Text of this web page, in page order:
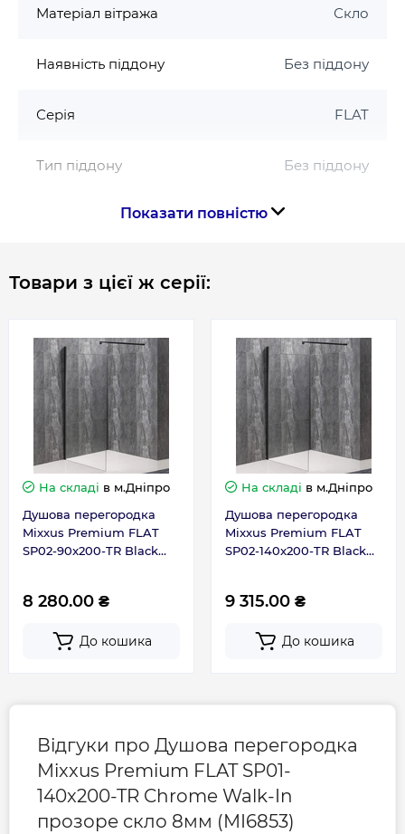
Mixxus
Матеріал вітража Скло
Наявність піддону Без піддону
Серія FLAT
Тип піддону Без піддону
Товщина скла, мм
Країна виготовлення Китай
Габарити, розміри, вага
Висота, см 200
Довжина, см 140
Гарантія
Гарантія виробника, міс 24
Показати повністю
Товари з цієї ж серії:
На складі в м.Дніпро
Душова перегородка
Mixxus Premium FLAT
SP02-90x200-TR Black
8 280.00 ₴
До кошика
На складі в м.Дніпро
Душова перегородка
Mixxus Premium FLAT
SP02-140x200-TR Black
9 315.00 ₴
До кошика
Відгуки про Душова перегородка
Mixxus Premium FLAT SP01-
140x200-TR Chrome Walk-In
прозоре скло 8мм (MI6853)